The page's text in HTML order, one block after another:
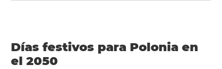
Días festivos para Polonia en
el 2050